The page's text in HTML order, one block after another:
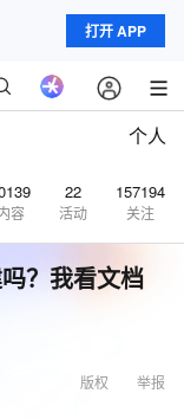
打开 APP
个人
容
22
活动
157194
关注
？我看文档
举报
版权